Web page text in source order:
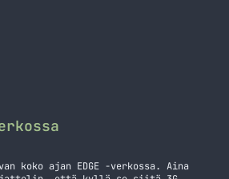
koko ajan EDGE -verkossa. Aina